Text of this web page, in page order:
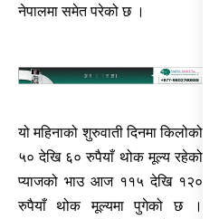
नेपालमा समेत परेको छ ।
यो महिनाको शुरुवाती दिनमा किलोको
५० देखि ६० रुपैयाँ थोक मूल्य रहेको
प्याजको भाउ आज ११५ देखि १२०
रुपैयाँ थोक मूल्यमा पुगेको छ ।